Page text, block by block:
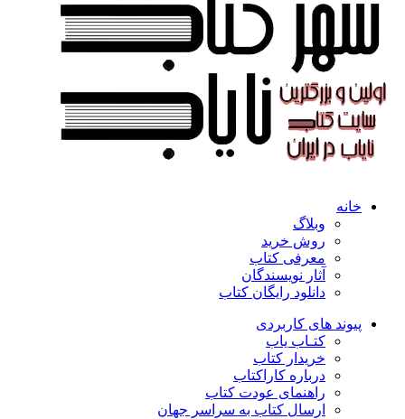
خانه
وبلاگ
روش خرید
معرفی کتاب
آثار نویسندگان
دانلود رایگان کتاب
پیوند های کاربردی
کتـاب یاب
خریدار کتاب
درباره کاراکتاب
راهنمای عودت کتاب
ارسال کتاب به سراسر جهان